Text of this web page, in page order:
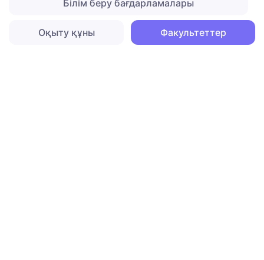
Білім беру бағдарламалары
Оқыту құны Факультеттер